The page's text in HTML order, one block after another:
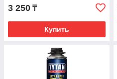
3 250 ₸
Купить